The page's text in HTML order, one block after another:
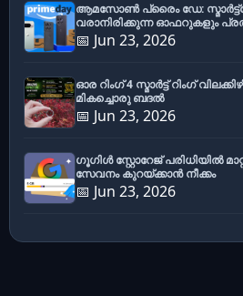
ആമസോൺ പ്രൈം ഡേ:
വരാനിരിക്കുന്ന ഓഫറുകളും
📅 Jun 23, 2026
ഓര റിംഗ് 4 സ്മാർട്ട് റിംഗ്
മികച്ചൊരു ബദൽ
📅 Jun 23, 2026
ഗൂഗിൾ സ്റ്റോറേജ് പരിധിയിൽ
സേവനം കുറയ്ക്കാൻ നീക്കം
📅 Jun 23, 2026